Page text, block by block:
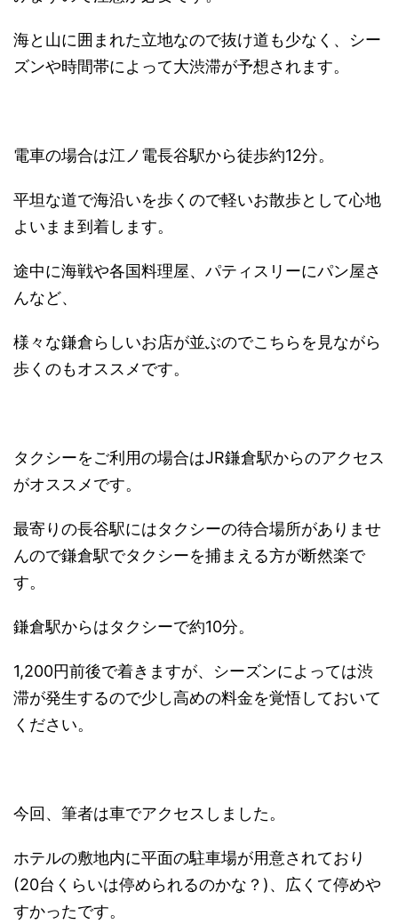
海と山に囲まれた立地なので抜け道も少なく、シー
ズンや時間帯によって大渋滞が予想されます。
電車の場合は江ノ電長谷駅から徒歩約12分。
平坦な道で海沿いを歩くので軽いお散歩として心地
よいまま到着します。
途中に海戦や各国料理屋、パティスリーにパン屋さ
んなど、
様々な鎌倉らしいお店が並ぶのでこちらを見ながら
歩くのもオススメです。
タクシーをご利用の場合はJR鎌倉駅からのアクセス
がオススメです。
最寄りの長谷駅にはタクシーの待合場所がありませ
んので鎌倉駅でタクシーを捕まえる方が断然楽で
す。
鎌倉駅からはタクシーで約10分。
1,200円前後で着きますが、シーズンによっては渋
滞が発生するので少し高めの料金を覚悟しておいて
ください。
今回、筆者は車でアクセスしました。
ホテルの敷地内に平面の駐車場が用意されており
(20台くらいは停められるのかな？)、広くて停めや
すかったです。